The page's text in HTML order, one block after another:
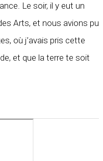
Le soir, il y eut un
Arts, et nous avions pu
où j’avais pris cette
et que la terre te soit